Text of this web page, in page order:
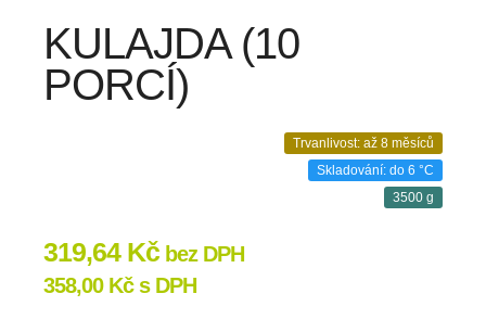
KULAJDA (10
PORCÍ)
Trvanlivost: až 8 měsíců
Skladování: do 6 °C
3500 g
319,64 Kč bez DPH
358,00 Kčs DPH